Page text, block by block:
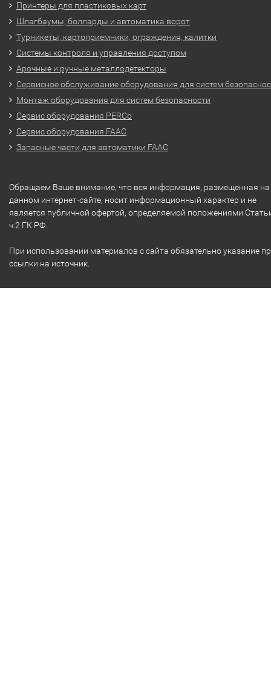
Принтеры для пластиковых карт
Шлагбаумы, болларды и автоматика ворот
Турникеты, картоприемники, ограждения, калитки
Системы контроля и управления доступом
Арочные и ручные металлодетекторы
Сервисное обслуживание оборудования для систем
Монтаж оборудования для систем безопасности
Сервис оборудования PERCo
Сервис оборудования FAAC
Запасные части для автоматики FAAC
Обращаем Ваше внимание, что вся информация, размещенная на
данном интернет-сайте, носит информационный характер и не
является публичной офертой, определяемой положениями
ч.2 ГК РФ.
При использовании материалов с сайта обязательно указание
ссылки на источник.